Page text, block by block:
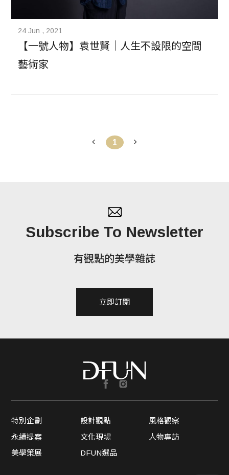
24 Jun , 2021
【一號人物】袁世賢｜人生不設限的空間
藝術家
1
Subscribe To Newsletter
有觀點的美學雜誌
立即訂閱
特別企劃 設計觀點
風格觀察
永續提案
文化現場
人物專訪
美學策展
DFUN選品